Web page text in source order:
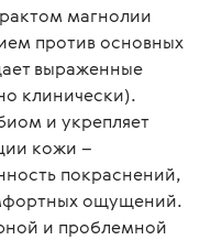
магнолии
против основных
выраженные
клинически).
и укрепляет
кожи –
покраснений,
ощущений.
и проблемной